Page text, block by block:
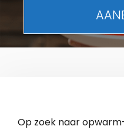
Op zoek naar